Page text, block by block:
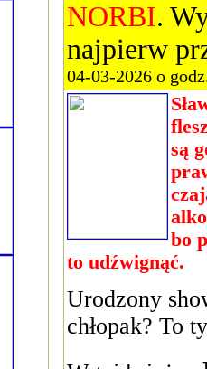
NORBI.
najpierw
04-03-2026 o
są
bo
to udźwignąć.
Urodzony
chłopak? To